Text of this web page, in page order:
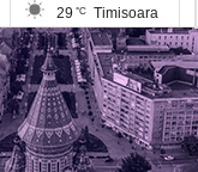
29 °C Timisoara